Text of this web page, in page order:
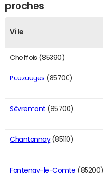
proches
Ville
Cheffois (85390)
Pouzauges (85700)
Sèvremont (85700)
Chantonnay(85110)
Fontenay-le-Comte (85200)